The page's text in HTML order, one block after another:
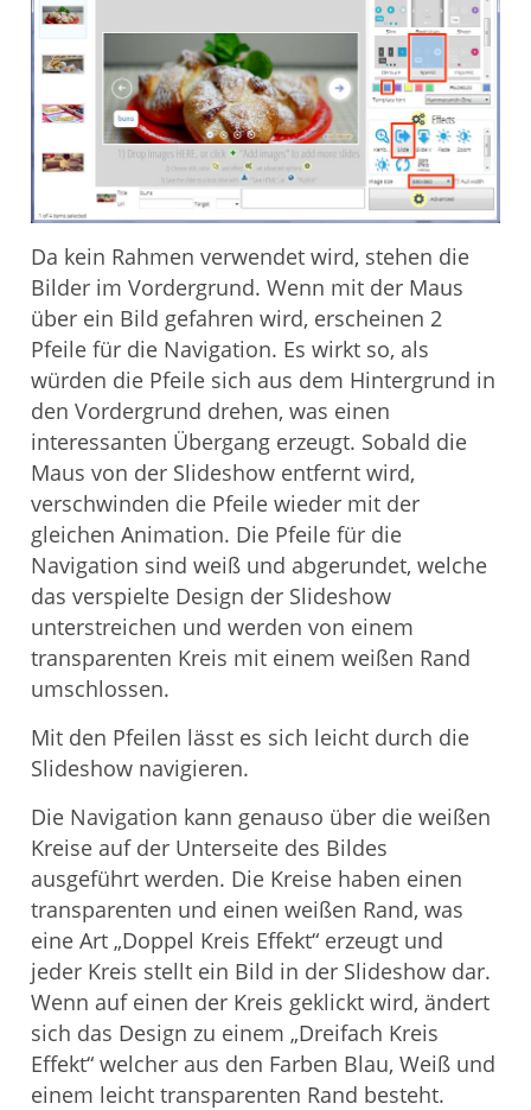
Da kein Rahmen verwendet wird, stehen die
Bilder im Vordergrund. Wenn mit der Maus
über ein Bild gefahren wird, erscheinen 2
Pfeile für die Navigation. Es wirkt so, als
würden die Pfeile sich aus dem Hintergrund in
den Vordergrund drehen, was einen
interessanten Übergang erzeugt. Sobald die
Maus von der Slideshow entfernt wird,
verschwinden die Pfeile wieder mit der
gleichen Animation. Die Pfeile für die
Navigation sind weiß und abgerundet, welche
das verspielte Design der Slideshow
unterstreichen und werden von einem
transparenten Kreis mit einem weißen Rand
umschlossen.
Mit den Pfeilen lässt es sich leicht durch die
Slideshow navigieren.
Die Navigation kann genauso über die weißen
Kreise auf der Unterseite des Bildes
ausgeführt werden. Die Kreise haben einen
transparenten und einen weißen Rand, was
eine Art „Doppel Kreis Effekt“ erzeugt und
jeder Kreis stellt ein Bild in der Slideshow dar.
Wenn auf einen der Kreis geklickt wird, ändert
sich das Design zu einem „Dreifach Kreis
Effekt“ welcher aus den Farben Blau, Weiß und
einem leicht transparenten Rand besteht.